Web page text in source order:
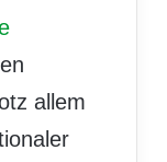
allem